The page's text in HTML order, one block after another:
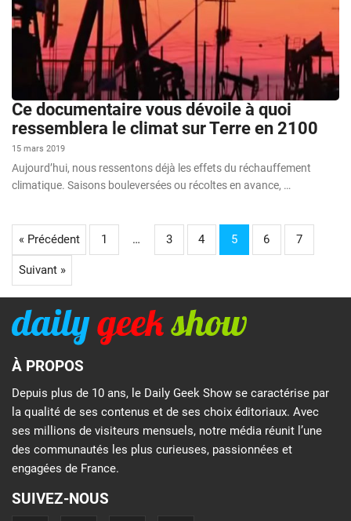
Ce documentaire vous dévoile à quoi
ressemblera le climat sur Terre en 2100
15 mars 2019
Aujourd’hui, nous ressentons déjà les effets du réchauffement
climatique. Saisons bouleversées ou récoltes en avance, …
« Précédent 1 … 3 4 5 6 7
Suivant »
À PROPOS
Depuis plus de 10 ans, le Daily Geek Show se caractérise par
la qualité de ses contenus et de ses choix éditoriaux. Avec
ses millions de visiteurs mensuels, notre média réunit l’une
des communautés les plus curieuses, passionnées et
engagées de France.
SUIVEZ-NOUS